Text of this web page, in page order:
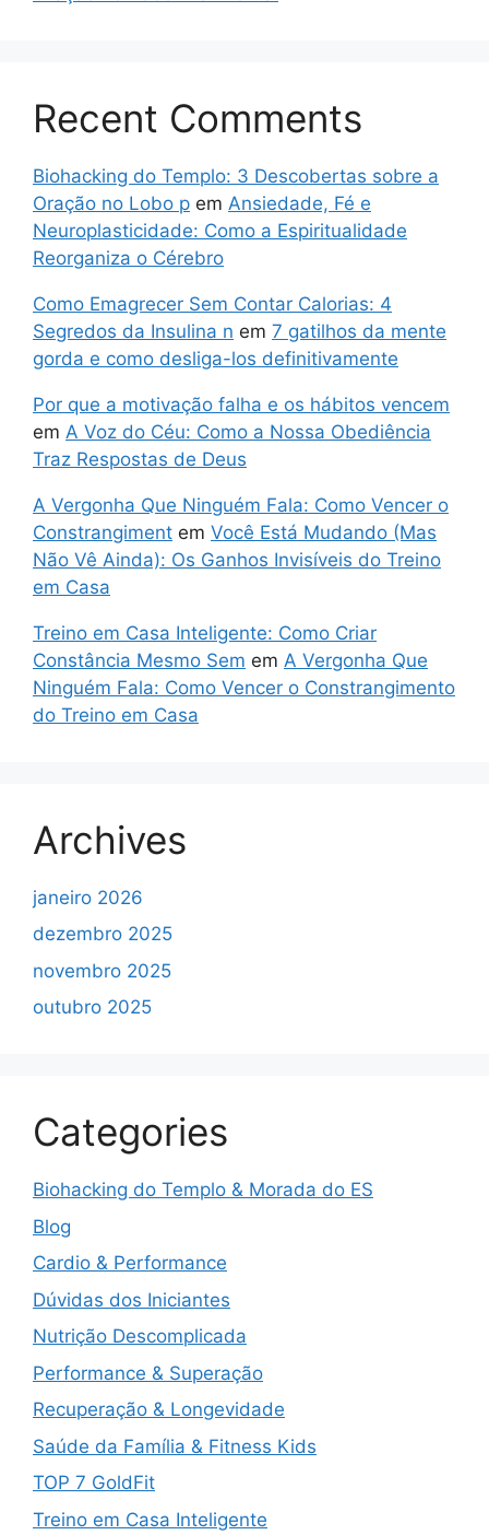
Recent Comments
Biohacking do Templo: 3 Descobertas sobre a
Oração no Lobo p em Ansiedade, Fé e
Neuroplasticidade: Como a Espiritualidade
Reorganiza o Cérebro
Como Emagrecer Sem Contar Calorias: 4
Segredos da Insulina n em 7 gatilhos da mente
gorda e como desliga-los definitivamente
Por que a motivação falha e os hábitos vencem
em A Voz do Céu: Como a Nossa Obediência
Traz Respostas de Deus
A Vergonha Que Ninguém Fala: Como Vencer o
Constrangiment em Você Está Mudando (Mas
Não Vê Ainda): Os Ganhos Invisíveis do Treino
em Casa
Treino em Casa Inteligente: Como Criar
Constância Mesmo Sem em A Vergonha Que
Ninguém Fala: Como Vencer o Constrangimento
do Treino em Casa
Archives
janeiro 2026
dezembro 2025
novembro 2025
outubro 2025
Categories
Biohacking do Templo & Morada do ES
Blog
Cardio & Performance
Dúvidas dos Iniciantes
Nutrição Descomplicada
Performance & Superação
Recuperação & Longevidade
Saúde da Família & Fitness Kids
TOP 7 GoldFit
Treino em Casa Inteligente